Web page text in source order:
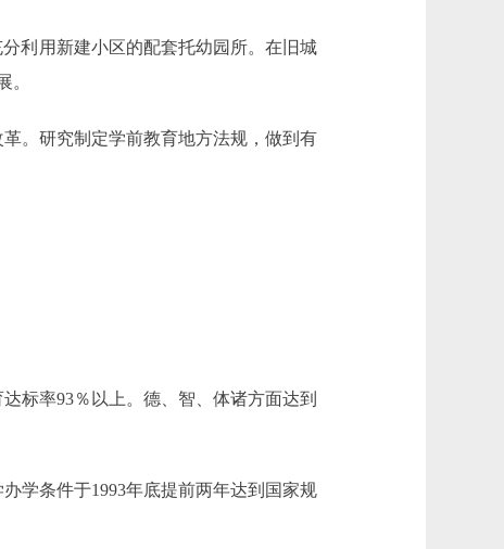
利用新建小区的配套托幼园所。在旧城
。
。研究制定学前教育地方法规，做到有
标率93％以上。德、智、体诸方面达到
学条件于1993年底提前两年达到国家规